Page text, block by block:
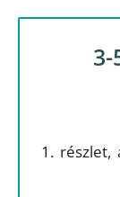
1. részlet,